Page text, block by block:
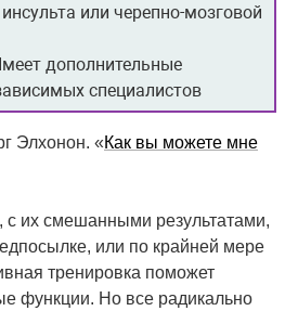
или черепно-мозговой
дополнительные
специалистов
Элхонон. «Как вы можете мне
с их смешанными результатами,
или по крайней мере
тренировка поможет
функции. Но все радикально